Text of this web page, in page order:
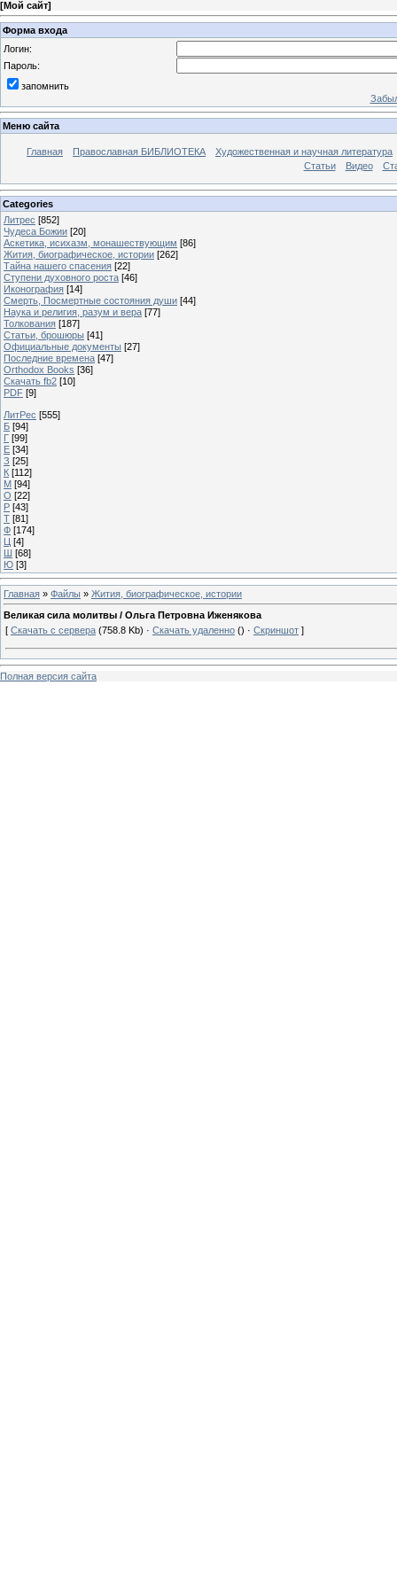
[Мой сайт]
Форма входа
Логин:
Пароль:
запомнить
Меню сайта
Главная Православная БИБЛИОТЕКА
Художественная и научная литература
Статьи
Видео
Categories
Литрес [852]
Чудеса Божии [20]
Аскетика, исихазм, монашествующим [86]
Жития, биографическое, истории [262]
Тайна нашего спасения [22]
Ступени духовного роста [46]
Иконография [14]
Смерть, Посмертные состояния души [44]
Наука и религия, разум и вера [77]
Толкования [187]
Статьи, брошюры [41]
Официальные документы [27]
Последние времена [47]
Orthodox Books [36]
Скачать fb2 [10]
PDF [9]
ЛитРес [555]
Б [94]
Г [99]
Е [34]
З [25]
К [112]
М [94]
О [22]
Р [43]
Т [81]
Ф [174]
Ц [4]
Ш [68]
Ю [3]
Главная » Файлы » Жития, биографическое, истории
Великая сила молитвы / Ольга Петровна Иженякова
[ Скачать с сервера (758.8 Kb) · Скачать удаленно () · Скриншот ]
Полная версия сайта